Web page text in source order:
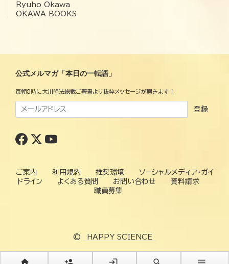
Ryuho Okawa
OKAWA BOOKS
公式メルマガ「本日の一転語」
毎朝8時に大川隆法総裁ご著書より抜粋メッセージが届きます！
登録
ご案内 利用規約 推奨環境
ソーシャルメディア・ガイ
ドライン
よくある質問 お問い合わせ
資料請求
職員募集
© HAPPY SCIENCE